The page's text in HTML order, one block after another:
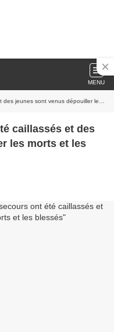
MENU
venus dépouiller les morts et les blessés
caillassés et des
les morts et les